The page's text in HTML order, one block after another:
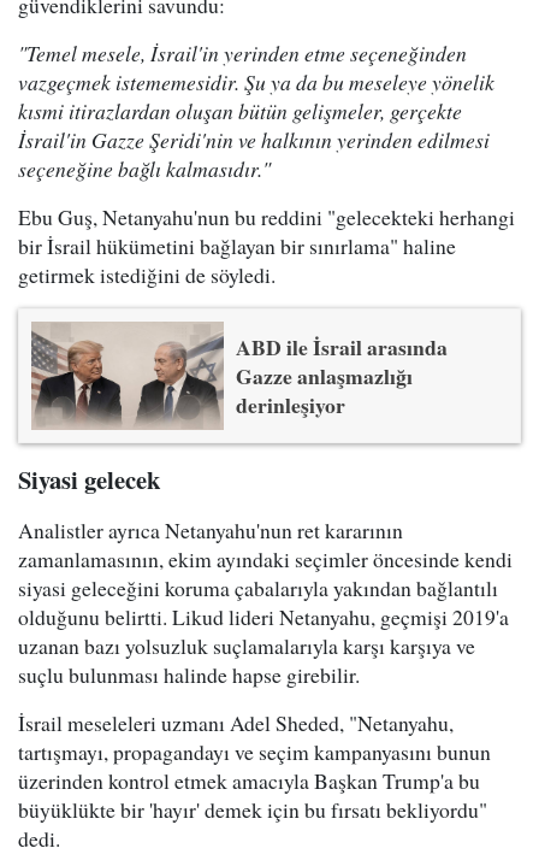
"Temel mesele, İsrail'in yerinden etme seçeneğinden
vazgeçmek istememesidir. Şu ya da bu meseleye yönelik
kısmi itirazlardan oluşan bütün gelişmeler, gerçekte
İsrail'in Gazze Şeridi'nin ve halkının yerinden edilmesi
seçeneğine bağlı kalmasıdır."
Ebu Guş, Netanyahu'nun bu reddini "gelecekteki herhangi
bir İsrail hükümetini bağlayan bir sınırlama" haline
getirmek istediğini de söyledi.
ABD ile İsrail arasında
Gazze anlaşmazlığı
derinleşiyor
Siyasi gelecek
Analistler ayrıca Netanyahu'nun ret kararının
zamanlamasının, ekim ayındaki seçimler öncesinde kendi
siyasi geleceğini koruma çabalarıyla yakından bağlantılı
olduğunu belirtti. Likud lideri Netanyahu, geçmişi 2019'a
uzanan bazı yolsuzluk suçlamalarıyla karşı karşıya ve
suçlu bulunması halinde hapse girebilir.
İsrail meseleleri uzmanı Adel Sheded, "Netanyahu,
tartışmayı, propagandayı ve seçim kampanyasını bunun
üzerinden kontrol etmek amacıyla Başkan Trump'a bu
büyüklükte bir 'hayır' demek için bu fırsatı bekliyordu"
dedi.